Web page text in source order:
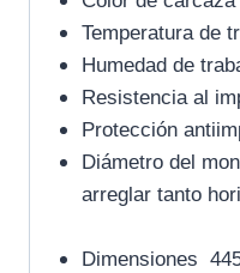
Temperatura de
Humedad de
Resistencia al
Protección
Diámetro del
arreglar tanto
Dimensiones